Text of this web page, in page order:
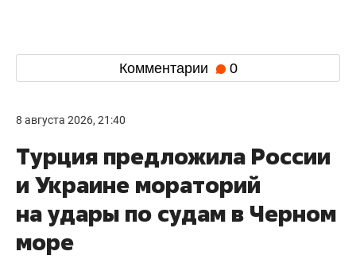
Комментарии 0
8 августа 2026, 21:40
Турция предложила России
и Украине мораторий
на удары по судам в Черном
море